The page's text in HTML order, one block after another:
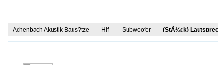
Achenbach Akustik Baus?tze Hifi Subwoofer (StÃ¼ck)